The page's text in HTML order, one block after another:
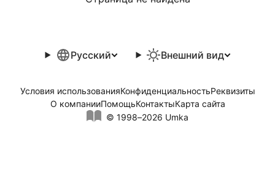
Русский Внешний вид
© 1998–2026 Umka
Условия использованияКонфиденциальностьРеквизиты
О компанииПомощьКонтактыКарта сайта